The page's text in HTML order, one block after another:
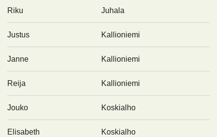
Riku Juhala
Justus Kallioniemi
Janne Kallioniemi
Reija Kallioniemi
Jouko Koskialho
Elisabeth Koskialho